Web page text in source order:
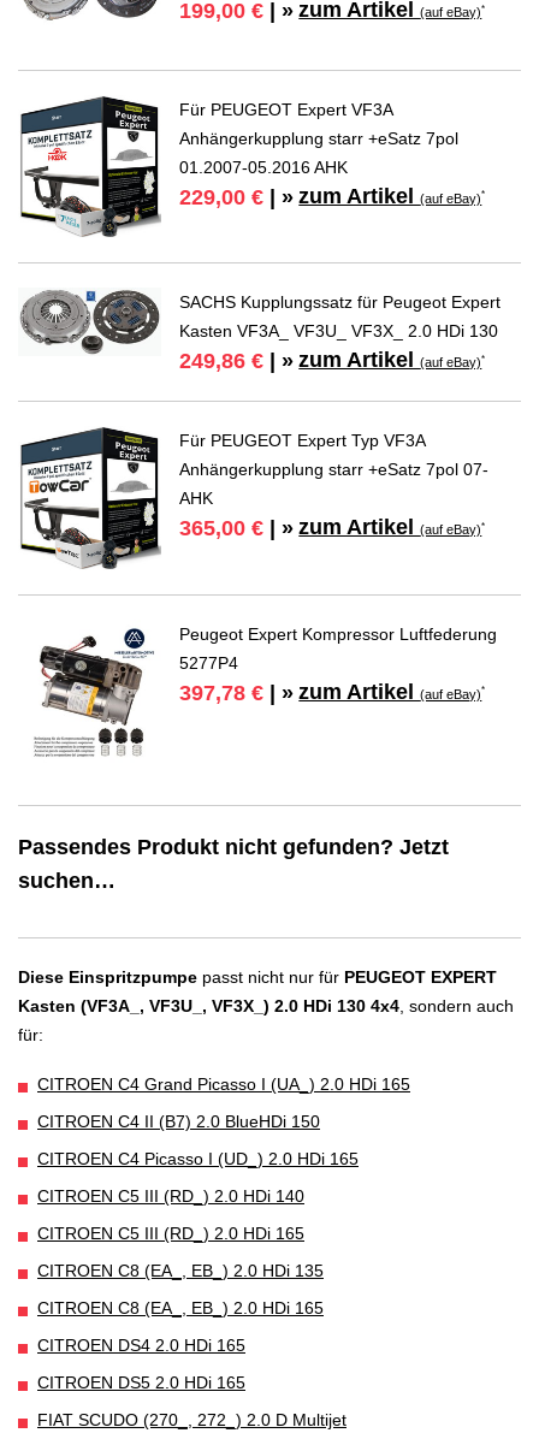
199,00 € | » zum Artikel(auf eBay)*
Für PEUGEOT Expert VF3A
Anhängerkupplung starr +eSatz 7pol
01.2007-05.2016 AHK
229,00 € | » zum Artikel(auf eBay)*
SACHS Kupplungssatz für Peugeot Expert
Kasten VF3A_ VF3U_ VF3X_ 2.0 HDi 130
249,86 € | » zum Artikel(auf eBay)*
Für PEUGEOT Expert Typ VF3A
Anhängerkupplung starr +eSatz 7pol 07-
AHK
365,00 € | » zum Artikel(auf eBay)*
Peugeot Expert Kompressor Luftfederung
5277P4
397,78 € | » zum Artikel(auf eBay)*
Passendes Produkt nicht gefunden? Jetzt
suchen…
Diese Einspritzpumpe passt nicht nur für PEUGEOT EXPERT
Kasten (VF3A_, VF3U_, VF3X_) 2.0 HDi 130 4x4 , sondern auch
für:
CITROEN C4 Grand Picasso I (UA_) 2.0 HDi 165
CITROEN C4 II (B7) 2.0 BlueHDi 150
CITROEN C4 Picasso I (UD_) 2.0 HDi 165
CITROEN C5 III (RD_) 2.0 HDi 140
CITROEN C5 III (RD_) 2.0 HDi 165
CITROEN C8 (EA_, EB_) 2.0 HDi 135
CITROEN C8 (EA_, EB_) 2.0 HDi 165
CITROEN DS4 2.0 HDi 165
CITROEN DS5 2.0 HDi 165
FIAT SCUDO (270_, 272_) 2.0 D Multijet